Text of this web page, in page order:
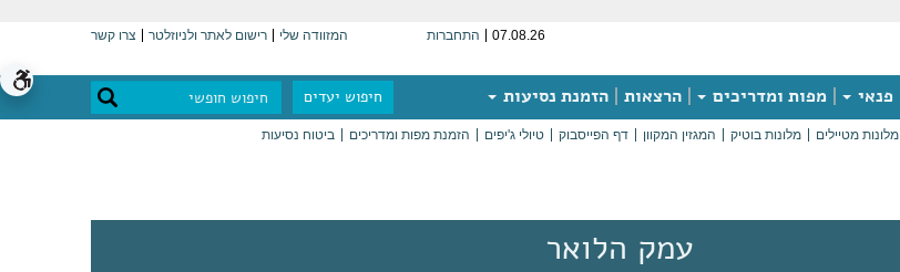
07.08.26 התחברות המזוודה שלי רישום לאתר ולניוזלטר צרו קשר
פנאי מפות ומדריכים הרצאות הזמנת נסיעות חיפוש יעדים
מלונות מטיילים מלונות בוטיק המגזין המקוון דף הפייסבוק טיולי ג'יפים הזמנת מפות ומדריכים ביטוח נסיעות
עמק הלואר